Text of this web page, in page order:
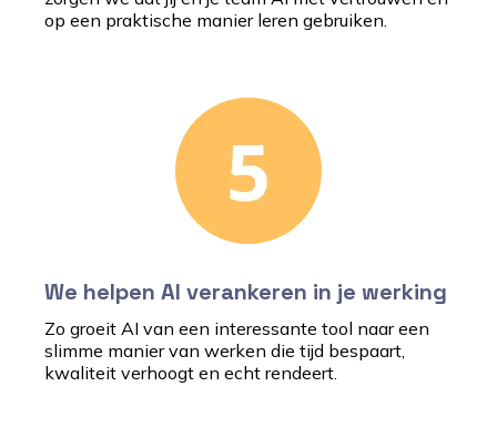
op een praktische manier leren gebruiken.
We helpen AI verankeren in je werking
Zo groeit AI van een interessante tool naar een
slimme manier van werken die tijd bespaart,
kwaliteit verhoogt en echt rendeert.